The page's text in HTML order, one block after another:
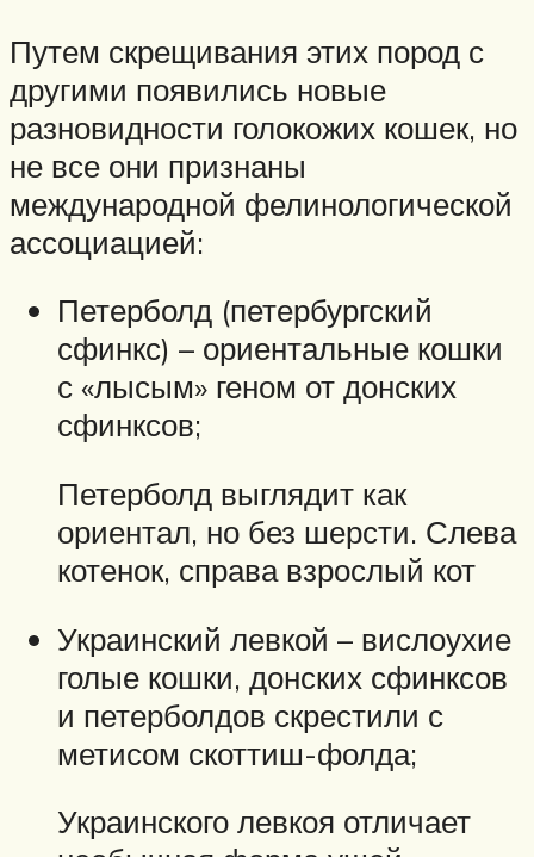
Путем скрещивания этих пород с
другими появились новые
разновидности голокожих кошек, но
не все они признаны
международной фелинологической
ассоциацией:
Петерболд (петербургский
сфинкс) – ориентальные кошки
с «лысым» геном от донских
сфинксов;
Петерболд выглядит как
ориентал, но без шерсти. Слева
котенок, справа взрослый кот
Украинский левкой – вислоухие
голые кошки, донских сфинксов
и петерболдов скрестили с
метисом скоттиш-фолда;
Украинского левкоя отличает